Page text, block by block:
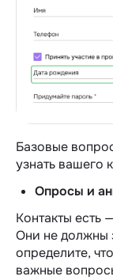
Базовые
узнать вашего
Опросы и
Контакты есть
Они не должны
определите,
важные